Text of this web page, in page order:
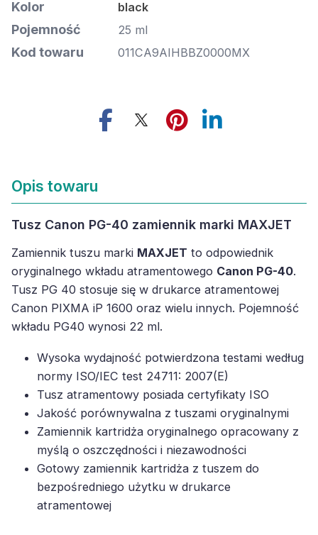
Kolor black
Pojemność 25 ml
Kod towaru 011CA9AIHBBZ0000MX
Opis towaru
Tusz Canon PG-40 zamiennik marki MAXJET
Zamiennik tuszu marki MAXJET to odpowiednik
oryginalnego wkładu atramentowego Canon PG-40.
Tusz PG 40 stosuje się w drukarce atramentowej
Canon PIXMA iP 1600 oraz wielu innych. Pojemność
wkładu PG40 wynosi 22 ml.
Wysoka wydajność potwierdzona testami według
normy ISO/IEC test 24711: 2007(E)
Tusz atramentowy posiada certyfikaty ISO
Jakość porównywalna z tuszami oryginalnymi
Zamiennik kartridża oryginalnego opracowany z
myślą o oszczędności i niezawodności
Gotowy zamiennik kartridża z tuszem do
bezpośredniego użytku w drukarce
atramentowej